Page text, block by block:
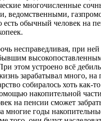
многочисленные
ведомственными,
есть обычный человек на
несправедливая, при
этом устроено всё
зарабатывал много, на
собиралось хоть как-
накопительной
на пенсии сможет
многие годы